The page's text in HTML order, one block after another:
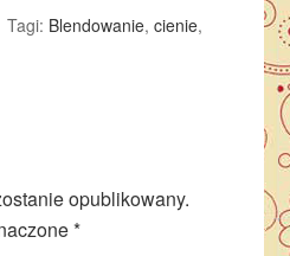
Tagi: Blendowanie,cienie,
opublikowany.
*